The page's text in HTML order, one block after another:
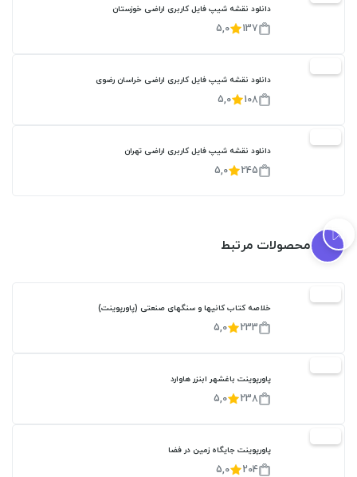
دانلود نقشه شیپ فایل کاربری اراضی خوزستان
137
5,0
دانلود نقشه شیپ فایل کاربری اراضی خراسان رضوی
108
5,0
دانلود نقشه شیپ فایل کاربری اراضی تهران
245
5,0
محصولات مرتبط
خلاصه کتاب کانیها و سنگهای صنعتی (پاورپوینت)
233
5,0
پاورپوینت باغشهر ابنزر هاوارد
238
5,0
پاورپوینت جایگاه زمین در فضا
204
5,0